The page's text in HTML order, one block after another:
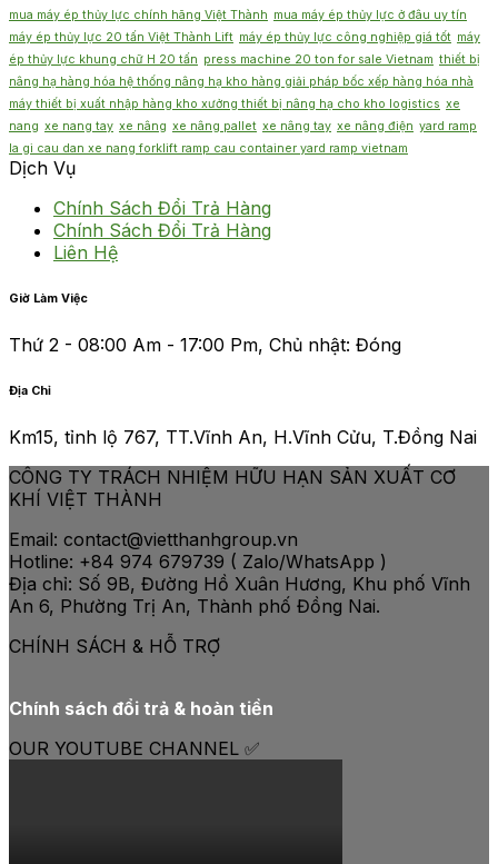
mua máy ép thủy lực chính hãng Việt Thành mua máy ép thủy lực ở đâu uy tín
máy ép thủy lực 20 tấn Việt Thành Lift máy ép thủy lực công nghiệp giá tốt máy
ép thủy lực khung chữ H 20 tấn press machine 20 ton for sale Vietnam thiết bị
nâng hạ hàng hóa hệ thống nâng hạ kho hàng giải pháp bốc xếp hàng hóa nhà
máy thiết bị xuất nhập hàng kho xưởng thiết bị nâng hạ cho kho logistics xe
nang xe nang tay xe nâng xe nâng pallet xe nâng tay xe nâng điện yard ramp
la gi cau dan xe nang forklift ramp cau container yard ramp vietnam
Dịch Vụ
Chính Sách Đổi Trả Hàng
Chính Sách Đổi Trả Hàng
Liên Hệ
Giờ Làm Việc
Thứ 2 - 08:00 Am - 17:00 Pm, Chủ nhật: Đóng
Địa Chỉ
Km15, tỉnh lộ 767, TT.Vĩnh An, H.Vĩnh Cửu, T.Đồng Nai
CÔNG TY TRÁCH NHIỆM HỮU HẠN SẢN XUẤT CƠ
KHÍ VIỆT THÀNH
Email: contact@vietthanhgroup.vn
Hotline: +84 974 679739 ( Zalo/WhatsApp )
Địa chỉ: Số 9B, Đường Hồ Xuân Hương, Khu phố Vĩnh
An 6, Phường Trị An, Thành phố Đồng Nai.
CHÍNH SÁCH & HỖ TRỢ
Chính sách đổi trả & hoàn tiền
OUR YOUTUBE CHANNEL ✅